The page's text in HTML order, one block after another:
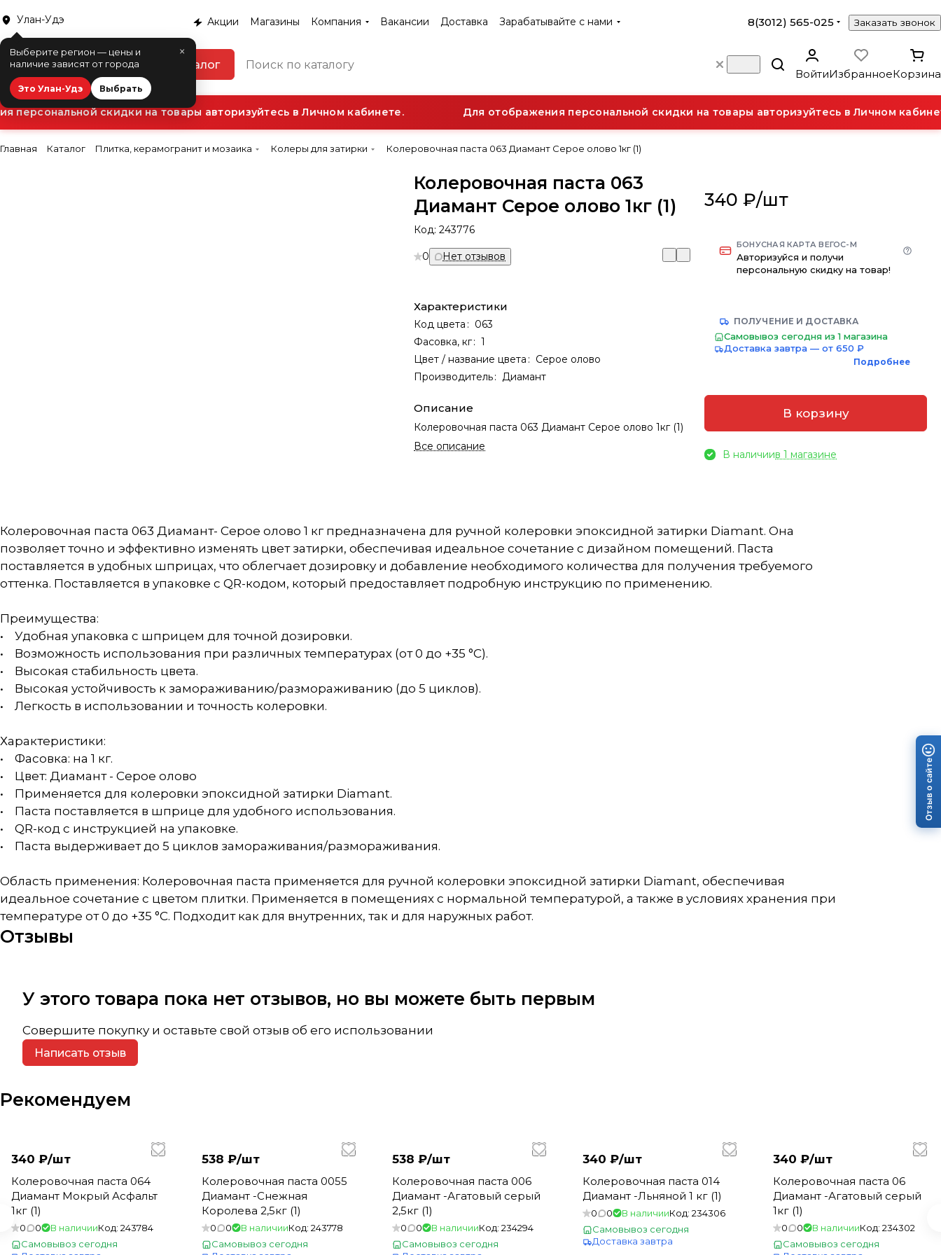
Улан-Удэ
×
Выберите регион — цены и
наличие зависят от города
Это Улан-Удэ Выбрать
Акции Магазины Компания Вакансии Доставка Зарабатывайте с нами 8(3012) 565-025 Заказать звонок
Каталог
ВойтиИзбранноеКорзина
персональной скидки на товары авторизуйтесь в Личном кабинете. Для отображения персональной скидки на товары авторизуйтесь в Личном
Главная Каталог Плитка, керамогранит и мозаика Колеры для затирки Колеровочная паста 063 Диамант Серое олово 1кг (1)
Колеровочная паста 063
Диамант Серое олово 1кг (1)
Код:243776
0 Нет отзывов
Характеристики
Код цвета : 063
Фасовка, кг: 1
Цвет / название цвета : Серое олово
Производитель: Диамант
Описание
Колеровочная паста 063 Диамант Серое олово 1кг (1)
Все описание
340 ₽/шт
БОНУСНАЯ КАРТА ВЕГОС-М
Авторизуйся и получи
персональную скидку на товар!
ПОЛУЧЕНИЕ И ДОСТАВКА
Самовывоз сегодня из 1 магазина
Доставка завтра — от 650 ₽
Подробнее
В корзину
В наличиив 1 магазине
Колеровочная паста 063 Диамант- Серое олово 1 кг предназначена для ручной колеровки эпоксидной затирки Diamant. Она
позволяет точно и эффективно изменять цвет затирки, обеспечивая идеальное сочетание с дизайном помещений. Паста
поставляется в удобных шприцах, что облегчает дозировку и добавление необходимого количества для получения требуемого
оттенка. Поставляется в упаковке с QR-кодом, который предоставляет подробную инструкцию по применению.
Преимущества:
• Удобная упаковка с шприцем для точной дозировки.
• Возможность использования при различных температурах (от 0 до +35 °С).
• Высокая стабильность цвета.
• Высокая устойчивость к замораживанию/размораживанию (до 5 циклов).
• Легкость в использовании и точность колеровки.
Характеристики:
• Фасовка: на 1 кг.
• Цвет: Диамант - Серое олово
• Применяется для колеровки эпоксидной затирки Diamant.
• Паста поставляется в шприце для удобного использования.
• QR-код с инструкцией на упаковке.
• Паста выдерживает до 5 циклов замораживания/размораживания.
Область применения: Колеровочная паста применяется для ручной колеровки эпоксидной затирки Diamant, обеспечивая
идеальное сочетание с цветом плитки. Применяется в помещениях с нормальной температурой, а также в условиях хранения при
температуре от 0 до +35 °С. Подходит как для внутренних, так и для наружных работ.
Отзывы
У этого товара пока нет отзывов, но вы можете быть первым
Совершите покупку и оставьте свой отзыв об его использовании
Написать отзыв
Рекомендуем
340 ₽/шт
Колеровочная паста 064
Диамант Мокрый Асфальт
1кг (1)
0 0 В наличииКод: 243784
Самовывоз сегодня
538 ₽/шт
Колеровочная паста 0055
Диамант -Снежная
Королева 2,5кг (1)
0 0 В наличииКод: 243778
Самовывоз сегодня
538 ₽/шт
Колеровочная паста 006
Диамант -Агатовый серый
2,5кг (1)
0 0 В наличииКод: 234294
Самовывоз сегодня
340 ₽/шт
Колеровочная паста 014
Диамант -Льняной 1 кг (1)
0 0 В наличииКод: 234306
Самовывоз сегодня
Доставка завтра
340 ₽/шт
Колеровочная паста 06
Диамант -Агатовый серый
1кг (1)
0 0 В наличииКод: 234302
Самовывоз сегодня
Отзыв о сайте